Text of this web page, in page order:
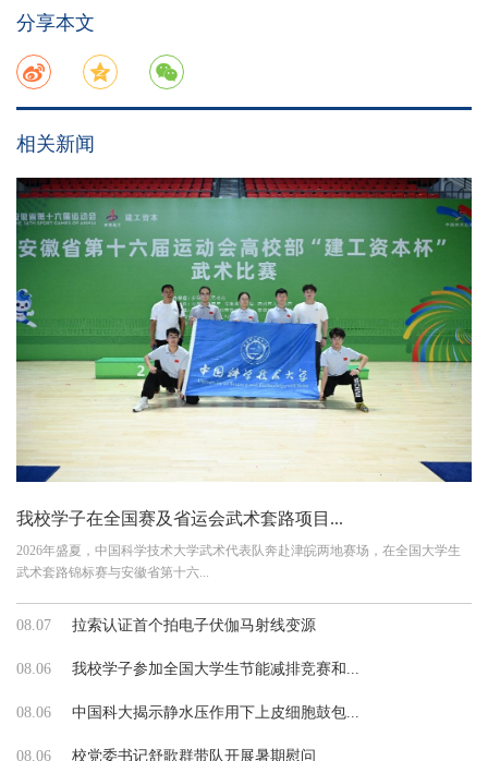
分享本文
相关新闻
我校学子在全国赛及省运会武术套路项目...
2026年盛夏，中国科学技术大学武术代表队奔赴津皖两地赛场，在全国大学生
武术套路锦标赛与安徽省第十六...
08.07 拉索认证首个拍电子伏伽马射线变源
08.06 我校学子参加全国大学生节能减排竞赛和...
08.06 中国科大揭示静水压作用下上皮细胞鼓包...
08.06 校党委书记舒歌群带队开展暑期慰问